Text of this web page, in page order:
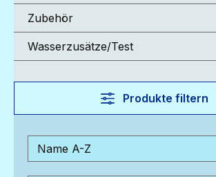
Zubehör
Wasserzusätze/Test
Produkte filtern